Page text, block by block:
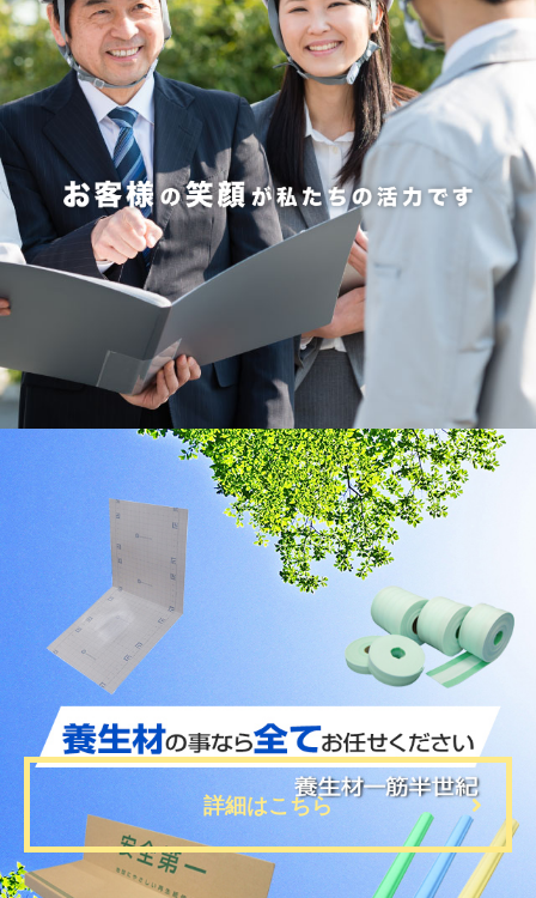
お知らせ
NEW 2026.7.31
警視庁で弊社MISTFAN-BIGが採用されました
NEW 2026.7.8
夏季休業のお知らせ
熱中症対策カタログ2026発刊のお知らせ
臨時休業のお知らせ
2026.2.13
建設資材製品カタログ更新のお知らせ
詳細はこちら